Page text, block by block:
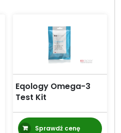
Eqology Omega-3
Test Kit
Sprawdź cenę